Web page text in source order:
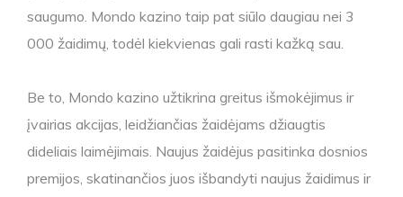
saugumo. Mondo kazino taip pat siūlo daugiau nei 3
000 žaidimų, todėl kiekvienas gali rasti kažką sau.
Be to, Mondo kazino užtikrina greitus išmokėjimus ir
įvairias akcijas, leidžiančias žaidėjams džiaugtis
dideliais laimėjimais. Naujus žaidėjus pasitinka dosnios
premijos, skatinančios juos išbandyti naujus žaidimus ir